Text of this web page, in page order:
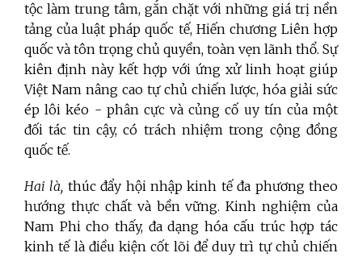
tộc làm trung tâm, gắn chặt với những giá trị nền
tảng của luật pháp quốc tế, Hiến chương Liên hợp
quốc và tôn trọng chủ quyền, toàn vẹn lãnh thổ. Sự
kiên định này kết hợp với ứng xử linh hoạt giúp
Việt Nam nâng cao tự chủ chiến lược, hóa giải sức
ép lôi kéo - phân cực và củng cố uy tín của một
đối tác tin cậy, có trách nhiệm trong cộng đồng
quốc tế.
Hai là, thúc đẩy hội nhập kinh tế đa phương theo
hướng thực chất và bền vững. Kinh nghiệm của
Nam Phi cho thấy, đa dạng hóa cấu trúc hợp tác
kinh tế là điều kiện cốt lõi để duy trì tự chủ chiến